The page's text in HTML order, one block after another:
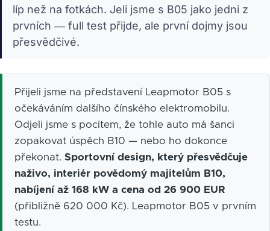
líp než na fotkách. Jeli jsme s B05 jako jedni z
prvních — full test přijde, ale první dojmy jsou
přesvědčivé.
Přijeli jsme na představení Leapmotor B05 s
očekáváním dalšího čínského elektromobilu.
Odjeli jsme s pocitem, že tohle auto má šanci
zopakovat úspěch B10 — nebo ho dokonce
překonat. Sportovní design, který přesvědčuje
naživo, interiér povědomý majitelům B10,
nabíjení až 168 kW a cena od 26 900 EUR
(přibližně 620 000 Kč). Leapmotor B05 v prvním
testu.